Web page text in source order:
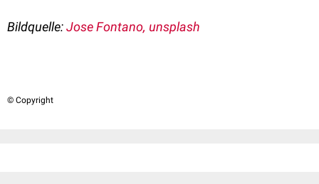
Bildquelle:Jose Fontano, unsplash
© Copyright